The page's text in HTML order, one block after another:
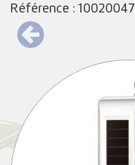
Référence : 10020047